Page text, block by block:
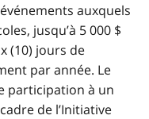
auxquels
jusqu’à 5 000 $
(10) jours de
par année. Le
participation à un
de l’Initiative